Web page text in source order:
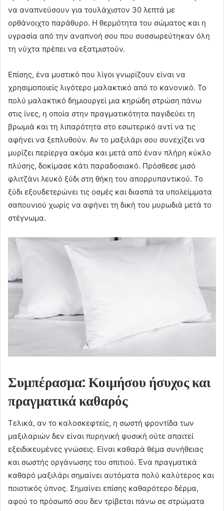
να αναπνεύσουν για τουλάχιστον 30 λεπτά με
ορθάνοιχτο παράθυρο. Η θερμότητα του σώματος και η
υγρασία από την αναπνοή σου που συσσωρεύτηκαν όλη
τη νύχτα πρέπει να εξατμιστούν.
Επίσης, ένα μυστικό που λίγοι γνωρίζουν είναι να
χρησιμοποιείς λιγότερο μαλακτικό από το κανονικό. Το
πολύ μαλακτικό δημιουργεί μια κηρώδη στρώση πάνω
στις ίνες, η οποία στην πραγματικότητα παγιδεύει τη
βρωμιά και τη λιπαρότητα στο εσωτερικό αντί να τις
αφήνει να ξεπλυθούν. Αν το μαξιλάρι σου συνεχίζει να
μυρίζει περίεργα ακόμα και μετά από έναν πλήρη κύκλο
πλύσης, δοκίμασε κάτι παραδοσιακό. Πρόσθεσε μισό
φλιτζάνι λευκό ξύδι στη θήκη του απορρυπαντικού. Το
ξύδι εξουδετερώνει τις οσμές και διασπά τα υπολείμματα
σαπουνιού χωρίς να αφήνει τη δική του μυρωδιά μετά το
στέγνωμα.
Συμπέρασμα: Κοιμήσου ήσυχος και
πραγματικά καθαρός
Τελικά, αν το καλοσκεφτείς, η σωστή φροντίδα των
μαξιλαριών δεν είναι πυρηνική φυσική ούτε απαιτεί
εξειδικευμένες γνώσεις. Είναι καθαρά θέμα συνήθειας
και σωστής οργάνωσης του σπιτιού. Ένα πραγματικά
καθαρό μαξιλάρι σημαίνει αυτόματα πολύ καλύτερος και
ποιοτικός ύπνος. Σημαίνει επίσης καθαρότερο δέρμα,
αφού το πρόσωπό σου δεν τρίβεται πάνω σε στρώματα